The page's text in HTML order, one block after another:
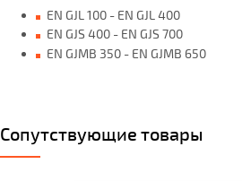
EN GJL 100 - EN GJL 400
EN GJS 400 - EN GJS 700
EN GJMB 350 - EN GJMB 650
Сопутствующие товары